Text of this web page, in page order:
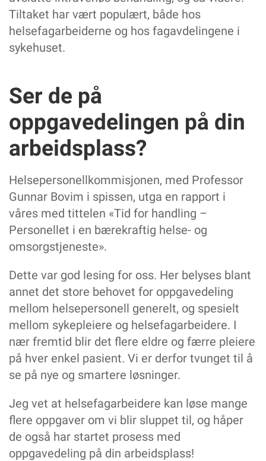
Tiltaket har vært populært, både hos
helsefagarbeiderne og hos fagavdelingene i
sykehuset.
Ser de på
oppgavedelingen på din
arbeidsplass?
Helsepersonellkommisjonen, med Professor
Gunnar Bovim i spissen, utga en rapport i
våres med tittelen «Tid for handling –
Personellet i en bærekraftig helse- og
omsorgstjeneste».
Dette var god lesing for oss. Her belyses blant
annet det store behovet for oppgavedeling
mellom helsepersonell generelt, og spesielt
mellom sykepleiere og helsefagarbeidere. I
nær fremtid blir det flere eldre og færre pleiere
på hver enkel pasient. Vi er derfor tvunget til å
se på nye og smartere løsninger.
Jeg vet at helsefagarbeidere kan løse mange
flere oppgaver om vi blir sluppet til, og håper
de også har startet prosess med
oppgavedeling på din arbeidsplass!